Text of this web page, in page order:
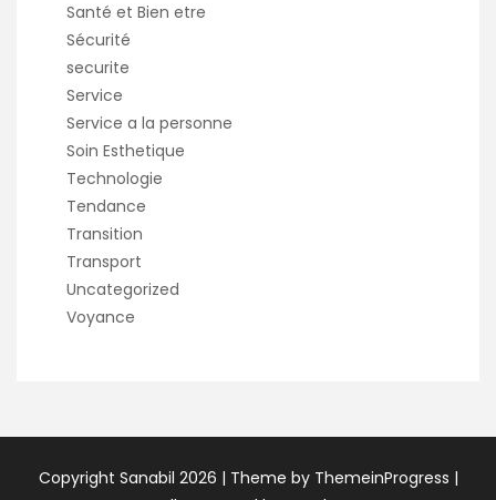
Santé et Bien etre
Sécurité
securite
Service
Service a la personne
Soin Esthetique
Technologie
Tendance
Transition
Transport
Uncategorized
Voyance
Copyright Sanabil 2026 | Theme by ThemeinProgress |